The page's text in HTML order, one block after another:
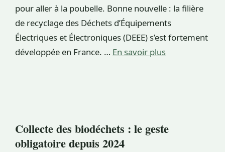
pour aller à la poubelle. Bonne nouvelle : la filière
de recyclage des Déchets d’Équipements
Électriques et Électroniques (DEEE) s’est fortement
développée en France. … En savoir plus
Collecte des biodéchets : le geste
obligatoire depuis 2024